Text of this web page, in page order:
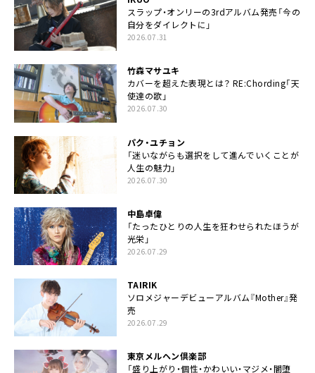
スラップ・オンリーの3rdアルバム発売「今の
自分をダイレクトに」
2026.07.31
竹森マサユキ
カバーを超えた表現とは？ RE:Chording「天
使達の歌」
2026.07.30
パク・ユチョン
「迷いながらも選択をして進んでいくことが
人生の魅力」
2026.07.30
中島卓偉
「たったひとりの人生を狂わせられたほうが
光栄」
2026.07.29
TAIRIK
ソロメジャーデビューアルバム『Mother』発
売
2026.07.29
東京メルヘン倶楽部
「盛り上がり・個性・かわいい・マジメ・闇堕